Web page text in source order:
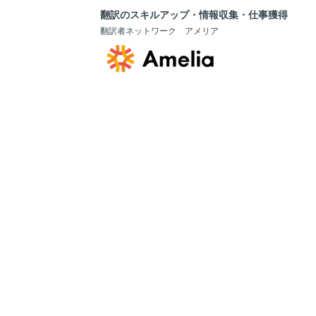
翻訳のスキルアップ・情報収集・仕事獲得
翻訳者ネットワーク アメリア